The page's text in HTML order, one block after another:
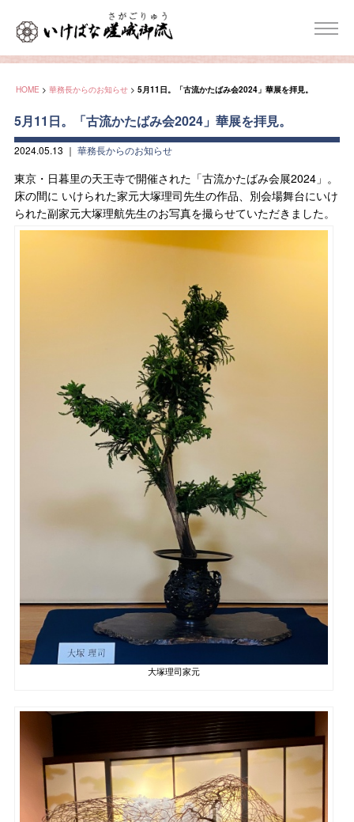
HOME > 華務長からのお知らせ > 5月11日。「古流かたばみ会2024」華展を拝見。
5月11日。「古流かたばみ会2024」華展を拝見。
2024.05.13 ｜ 華務長からのお知らせ
東京・日暮里の天王寺で開催された「古流かたばみ会展2024」。
床の間に いけられた家元大塚理司先生の作品、別会場舞台にいけ
られた副家元大塚理航先生のお写真を撮らせていただきました。
大塚理司家元